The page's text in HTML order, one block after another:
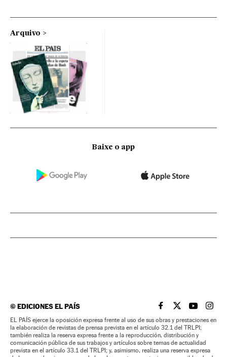
Arquivo
Baixe o app
©EDICIONES EL PAÍS EL PAÍS BRASIL EN
EL PAÍSEL PAÍS
EL
EL PAÍS ejerce la oposición expresa frente al uso de sus obras y prestaciones en
la elaboración de revistas de prensa prevista en el artículo 32.1 del TRLPI;
también realiza la reserva expresa frente a la reproducción, distribución y
comunicación pública de sus trabajos y artículos sobre temas de actualidad
prevista en el artículo 33.1 del TRLPI; y, asimismo, realiza una reserva expresa